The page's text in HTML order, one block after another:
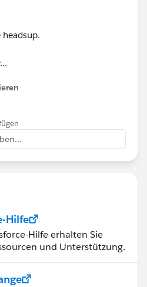
Hilfe
Hilfe erhalten Sie
und Unterstützung.